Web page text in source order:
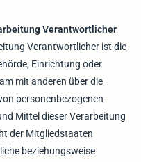
Verantwortlicher
Verantwortlicher ist die
Einrichtung oder
mit anderen über die
personenbezogenen
Mittel dieser Verarbeitung
der Mitgliedstaaten
beziehungsweise